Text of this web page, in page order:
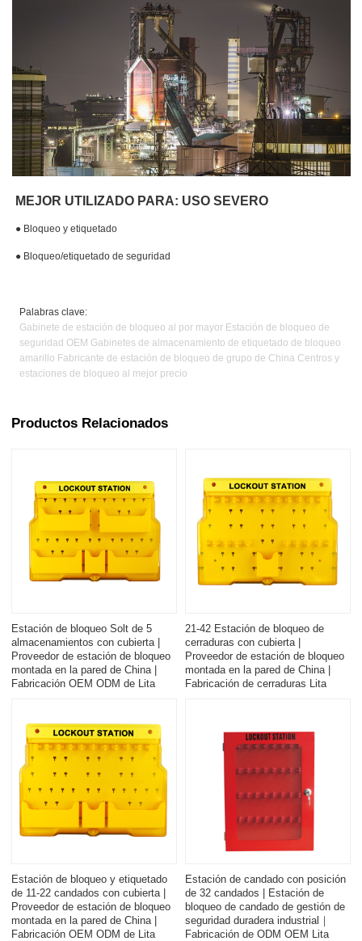
MEJOR UTILIZADO PARA: USO SEVERO
● Bloqueo y etiquetado
● Bloqueo/etiquetado de seguridad
Palabras clave:
Gabinete de estación de bloqueo al por mayor Estación de bloqueo de
seguridad OEM Gabinetes de almacenamiento de etiquetado de bloqueo
amarillo Fabricante de estación de bloqueo de grupo de China Centros y
estaciones de bloqueo al mejor precio
Productos Relacionados
Estación de bloqueo Solt de 5
almacenamientos con cubierta |
Proveedor de estación de bloqueo
montada en la pared de China |
Fabricación OEM ODM de Lita
21-42 Estación de bloqueo de
cerraduras con cubierta |
Proveedor de estación de bloqueo
montada en la pared de China |
Fabricación de cerraduras Lita
Estación de bloqueo y etiquetado
de 11-22 candados con cubierta |
Proveedor de estación de bloqueo
montada en la pared de China |
Fabricación OEM ODM de Lita
Estación de candado con posición
de 32 candados | Estación de
bloqueo de candado de gestión de
seguridad duradera industrial｜
Fabricación de ODM OEM Lita